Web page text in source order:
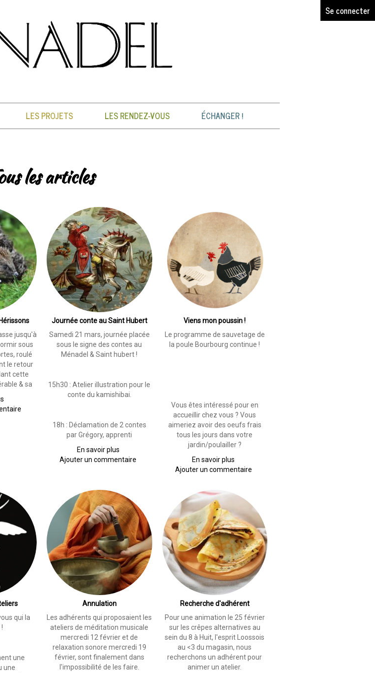
Se connecter
LES PROJETS LES RENDEZ-VOUS ÉCHANGER !
les articles
jusqu'à
sous
roulé
le retour
cette
& sa
Construction
Journée conte au Saint Hubert
Samedi 21 mars, journée placée
sous le signe des contes au
Ménadel & Saint hubert !
15h30 : Atelier illustration pour le
conte du kamishibai.
18h : Déclamation de 2 contes
par Grégory, apprenti
En savoir plus
Journée
Hubert
Ajouter un commentaire
Viens mon poussin !
Le programme de sauvetage de
la poule Bourbourg continue !
Vous êtes intéressé pour en
accueillir chez vous ? Vous
aimeriez avoir des oeufs frais
tous les jours dans votre
jardin/poulailler ?
En savoir plus
Viens
Ajouter un commentaire
qui la
une
une
Annulation
Les adhérents qui proposaient les
ateliers de méditation musicale
mercredi 12 février et de
relaxation sonore mercredi 19
février, sont finalement dans
l'impossibilité de les faire.
Recherche d'adhérent
Pour une animation le 25 février
sur les crêpes alternatives au
sein du 8 à Huit, l'esprit Loossois
au <3 du magasin, nous
recherchons un adhérent pour
animer un atelier.